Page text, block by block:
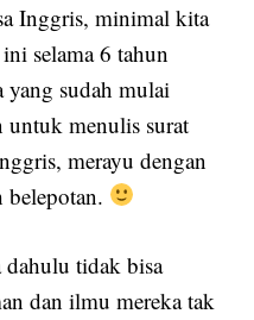
Inggris, minimal kita
selama 6 tahun
sudah mulai
untuk menulis surat
merayu dengan
belepotan.
tidak bisa
dan ilmu mereka tak